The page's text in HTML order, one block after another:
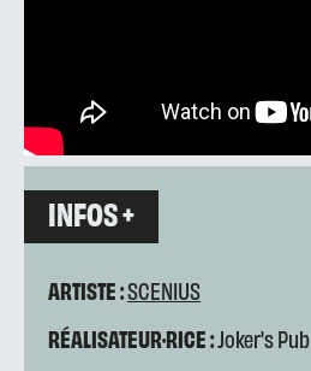
INFOS +
ARTISTE :SCENIUS
RÉALISATEUR·RICE :Joker's Pub